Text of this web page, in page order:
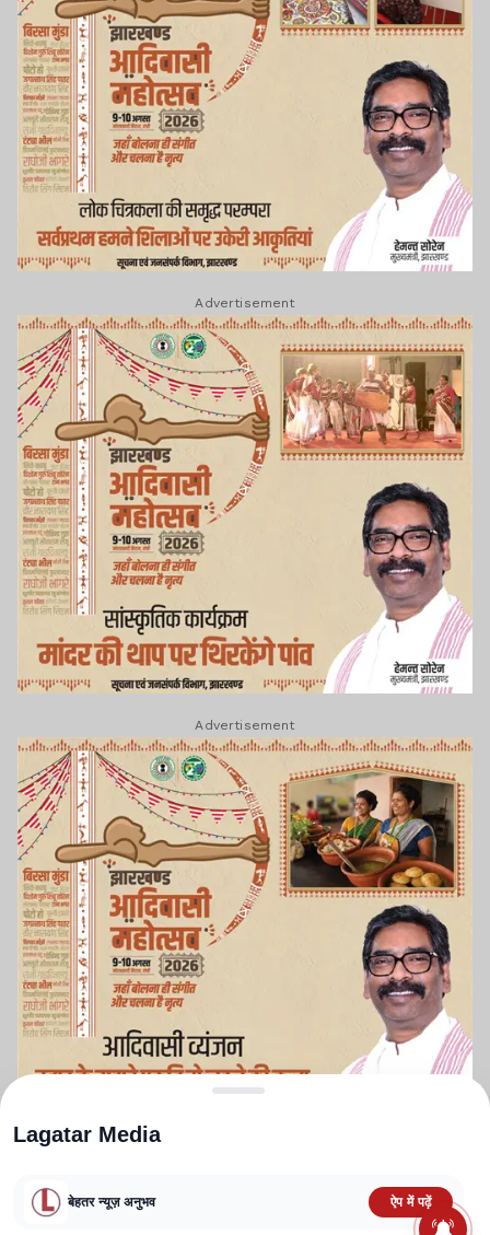
Advertisement
Advertisement
Lagatar Media
बेहतर न्यूज़ अनुभव ऐप में पढ़ें